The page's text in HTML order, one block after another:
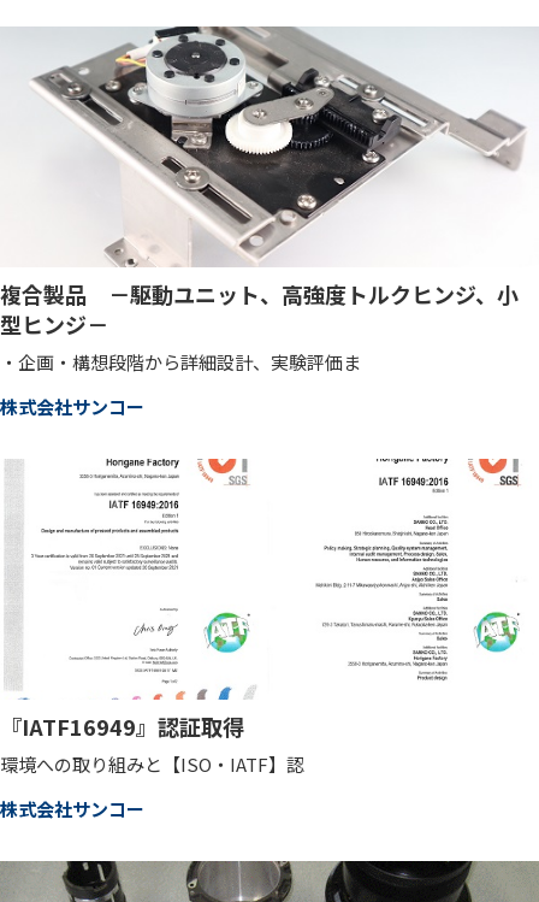
複合製品 －駆動ユニット、高強度トルクヒンジ、小
型ヒンジ－
・企画・構想段階から詳細設計、実験評価ま
株式会社サンコー
『IATF16949』認証取得
環境への取り組みと【ISO・IATF】認
株式会社サンコー